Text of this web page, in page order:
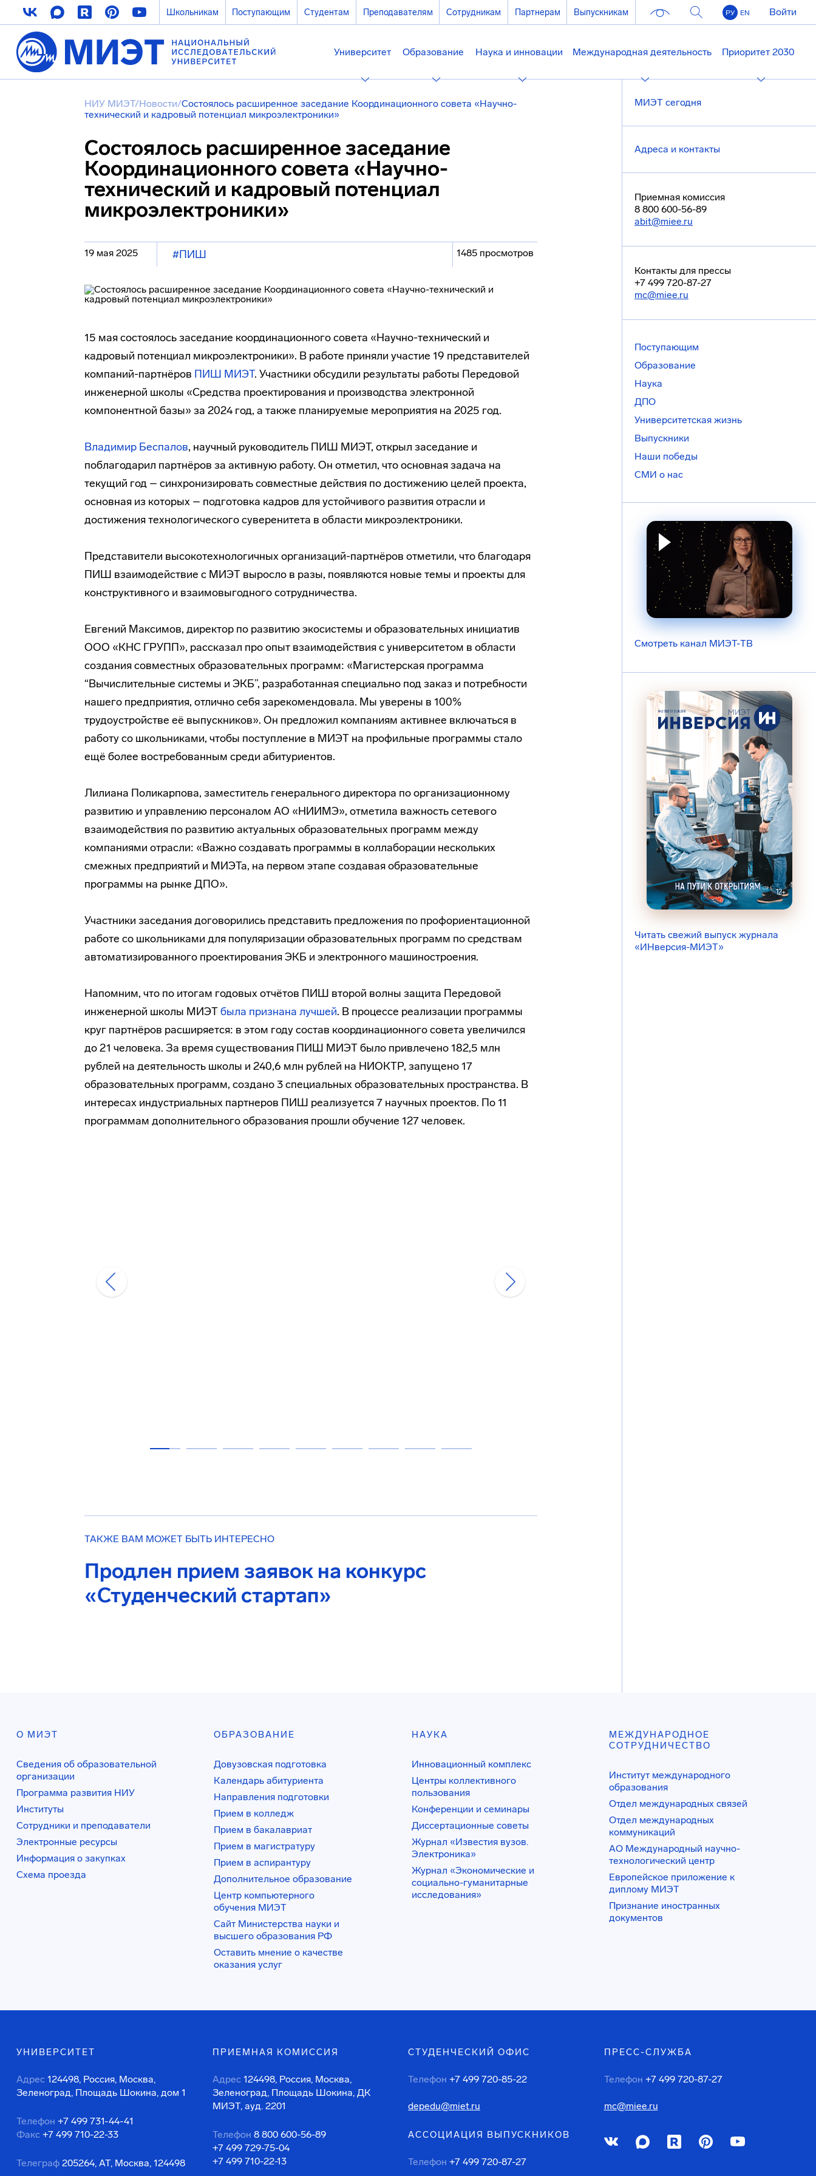
Школьникам Поступающим Студентам Преподавателям Сотрудникам Партнерам Выпускникам РУ EN Войти
Университет Образование Наука и инновации Международная деятельность Приоритет 2030
НИУ МИЭТ/Новости/Состоялось расширенное заседание Координационного совета «Научно-
технический и кадровый потенциал микроэлектроники»
Состоялось расширенное заседание
Координационного совета «Научно-
технический и кадровый потенциал
микроэлектроники»
19 мая 2025 #ПИШ 1485 просмотров
15 мая состоялось заседание координационного совета «Научно-технический и
кадровый потенциал микроэлектроники». В работе приняли участие 19 представителей
компаний-партнёров ПИШ МИЭТ. Участники обсудили результаты работы Передовой
инженерной школы «Средства проектирования и производства электронной
компонентной базы» за 2024 год, а также планируемые мероприятия на 2025 год.
Владимир Беспалов, научный руководитель ПИШ МИЭТ, открыл заседание и
поблагодарил партнёров за активную работу. Он отметил, что основная задача на
текущий год – синхронизировать совместные действия по достижению целей проекта,
основная из которых – подготовка кадров для устойчивого развития отрасли и
достижения технологического суверенитета в области микроэлектроники.
Представители высокотехнологичных организаций-партнёров отметили, что благодаря
ПИШ взаимодействие с МИЭТ выросло в разы, появляются новые темы и проекты для
конструктивного и взаимовыгодного сотрудничества.
Евгений Максимов, директор по развитию экосистемы и образовательных инициатив
ООО «КНС ГРУПП», рассказал про опыт взаимодействия с университетом в области
создания совместных образовательных программ: «Магистерская программа
“Вычислительные системы и ЭКБ”, разработанная специально под заказ и потребности
нашего предприятия, отлично себя зарекомендовала. Мы уверены в 100%
трудоустройстве её выпускников». Он предложил компаниям активнее включаться в
работу со школьниками, чтобы поступление в МИЭТ на профильные программы стало
ещё более востребованным среди абитуриентов.
Лилиана Поликарпова, заместитель генерального директора по организационному
развитию и управлению персоналом АО «НИИМЭ», отметила важность сетевого
взаимодействия по развитию актуальных образовательных программ между
компаниями отрасли: «Важно создавать программы в коллаборации нескольких
смежных предприятий и МИЭТа, на первом этапе создавая образовательные
программы на рынке ДПО».
Участники заседания договорились представить предложения по профориентационной
работе со школьниками для популяризации образовательных программ по средствам
автоматизированного проектирования ЭКБ и электронного машиностроения.
Напомним, что по итогам годовых отчётов ПИШ второй волны защита Передовой
инженерной школы МИЭТбыла признана лучшей. В процессе реализации программы
круг партнёров расширяется: в этом году состав координационного совета увеличился
до 21 человека. За время существования ПИШ МИЭТ было привлечено 182,5 млн
рублей на деятельность школы и 240,6 млн рублей на НИОКТР, запущено 17
образовательных программ, создано 3 специальных образовательных пространства. В
интересах индустриальных партнеров ПИШ реализуется 7 научных проектов. По 11
программам дополнительного образования прошли обучение 127 человек.
ТАКЖЕ ВАМ МОЖЕТ БЫТЬ ИНТЕРЕСНО
Продлен прием заявок на конкурс
«Студенческий стартап»
МИЭТ сегодня
Адреса и контакты
Приемная комиссия
8 800 600-56-89
abit@miee.ru
Контакты для прессы
+7 499 720-87-27
mc@miee.ru
Поступающим
Образование
Наука
ДПО
Университетская жизнь
Выпускники
Наши победы
СМИ о нас
Смотреть канал МИЭТ-ТВ
Читать свежий выпуск журнала
«ИНверсия-МИЭТ»
О МИЭТ
Сведения об образовательной
организации
Программа развития НИУ
Институты
Сотрудники и преподаватели
Электронные ресурсы
Информация о закупках
Схема проезда
ОБРАЗОВАНИЕ
Довузовская подготовка
Календарь абитуриента
Направления подготовки
Прием в колледж
Прием в бакалавриат
Прием в магистратуру
Прием в аспирантуру
Дополнительное образование
Центр компьютерного
обучения МИЭТ
Сайт Министерства науки и
высшего образования РФ
Оставить мнение о качестве
оказания услуг
НАУКА
Инновационный комплекс
Центры коллективного
пользования
Конференции и семинары
Диссертационные советы
Журнал «Известия вузов.
Электроника»
Журнал «Экономические и
социально-гуманитарные
исследования»
МЕЖДУНАРОДНОЕ
СОТРУДНИЧЕСТВО
Институт международного
образования
Отдел международных связей
Отдел международных
коммуникаций
АО Международный научно-
технологический центр
Европейское приложение к
диплому МИЭТ
Признание иностранных
документов
УНИВЕРСИТЕТ
Адрес 124498, Россия, Москва,
Зеленоград, Площадь Шокина, дом 1
Телефон +7 499 731-44-41
Факс +7 499 710-22-33
Телеграф 205264, АТ, Москва, 124498
ПРИЕМНАЯ КОМИССИЯ
Адрес 124498, Россия, Москва,
Зеленоград, Площадь Шокина, ДК
МИЭТ, ауд. 2201
Телефон 8 800 600-56-89
+7 499 729-75-04
+7 499 710-22-13
СТУДЕНЧЕСКИЙ ОФИС
Телефон +7 499 720-85-22
depedu@miet.ru
АССОЦИАЦИЯ ВЫПУСКНИКОВ
Телефон +7 499 720-87-27
ПРЕСС-СЛУЖБА
Телефон +7 499 720-87-27
mc@miee.ru